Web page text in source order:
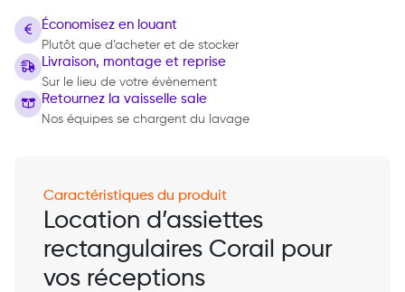
Économisez en louant
Plutôt que d’acheter et de stocker
Livraison, montage et reprise
Sur le lieu de votre évènement
Retournez la vaisselle sale
Nos équipes se chargent du lavage
Caractéristiques du produit
Location d’assiettes
rectangulaires Corail pour
vos réceptions